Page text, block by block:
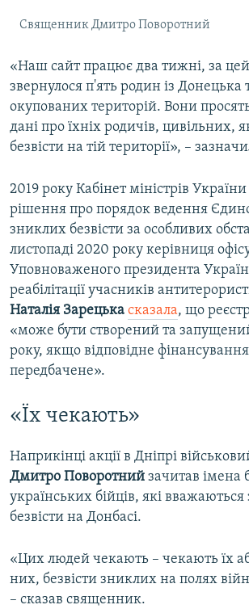
Священник Дмитро Поворотний
«Наш сайт працює два тижні, за
звернулося п'ять родин із Донецька
окупованих територій. Вони
дані про їхніх родичів, цивільних,
безвісти на тій території», –
2019 року Кабінет міністрів України
рішення про порядок ведення
зниклих безвісти за особливих
листопаді 2020 року керівниця
Уповноваженого президента
реабілітації учасників
Наталія Зарецька сказала, що
«може бути створений та
року, якщо відповідне
передбачене».
«Їх чекають»
Наприкінці акції в Дніпрі
Дмитро Поворотний зачитав імена
українських бійців, які
безвісти на Донбасі.
«Цих людей чекають – чекають їх
них, безвісти зниклих на полях
– сказав священник.